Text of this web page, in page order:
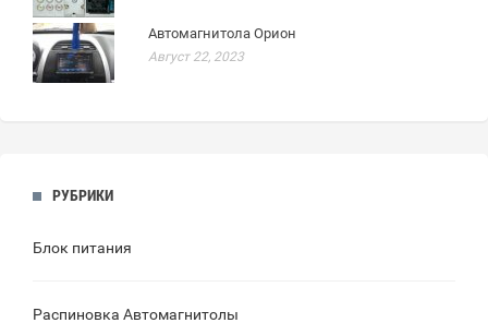
Автомагнитола Орион
Август 22, 2023
РУБРИКИ
Блок питания
Распиновка Автомагнитолы